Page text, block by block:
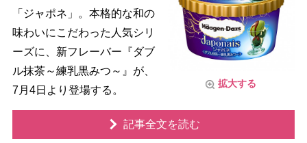
拡大する
「ジャポネ」。本格的な和の
味わいにこだわった人気シリ
ーズに、新フレーバー『ダブ
ル抹茶～練乳黒みつ～』が、
7月4日より登場する。
記事全文を読む